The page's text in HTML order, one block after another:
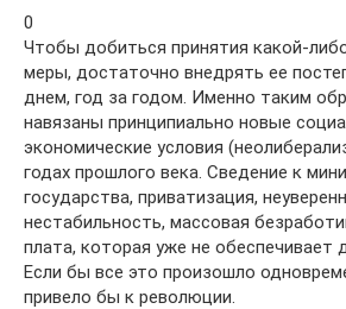
0
Чтобы добиться принятия какой-
меры, достаточно внедрять ее
днем, год за годом. Именно таким
навязаны принципиально новые
экономические условия
годах прошлого века. Сведение к
государства, приватизация,
нестабильность, массовая
плата, которая уже не обеспечивает
Если бы все это произошло
привело бы к революции.